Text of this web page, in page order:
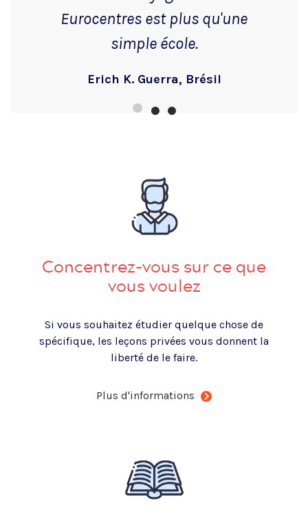
Eurocentres est plus qu'une
simple école.
Erich K. Guerra, Brésil
Concentrez-vous sur ce que
vous voulez
Si vous souhaitez étudier quelque chose de
spécifique, les leçons privées vous donnent la
liberté de le faire.
Plus d'informations